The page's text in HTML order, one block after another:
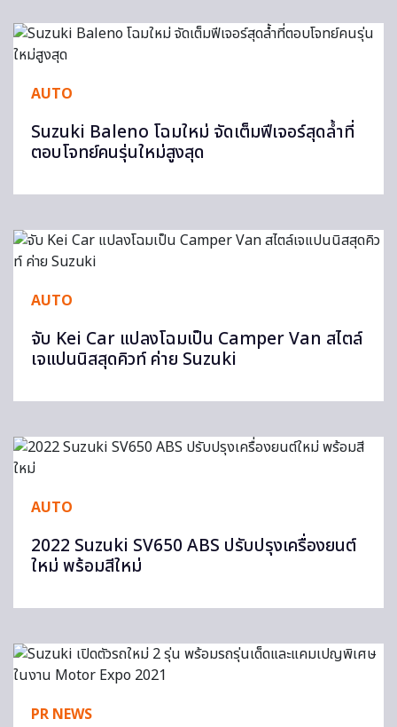
AUTO
Suzuki Baleno โฉมใหม่ จัดเต็มฟีเจอร์สุดล้ำที่
ตอบโจทย์คนรุ่นใหม่สูงสุด
AUTO
จับ Kei Car แปลงโฉมเป็น Camper Van สไตล์
เจแปนนิสสุดคิวท์ ค่าย Suzuki
AUTO
2022 Suzuki SV650 ABS ปรับปรุงเครื่องยนต์
ใหม่ พร้อมสีใหม่
PR NEWS